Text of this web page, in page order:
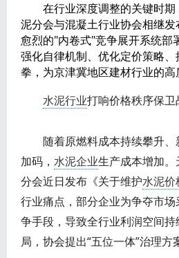
在行业深度调整的关键时期
泥分会与混凝土行业协会相继
愈烈的"内卷式"竞争展开系统部
强化自律机制、优化定价策略
拳，为京津冀地区建材行业的高
水泥行业打响价格秩序保卫
随着原燃料成本持续攀升、
加码， 水泥企业生产成本增加
分会近日发布《关于维护水泥价
行业痛点，部分企业为争夺市
争手段，导致全行业利润空间
局，协会提出“五位一体”治理方